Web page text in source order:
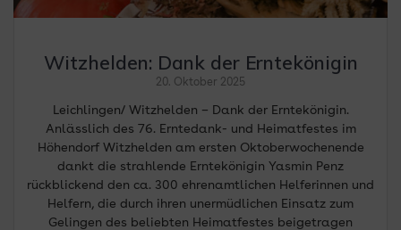
Witzhelden: Dank der Erntekönigin
20. Oktober 2025
Leichlingen/ Witzhelden – Dank der Erntekönigin.
Anlässlich des 76. Erntedank- und Heimatfestes im
Höhendorf Witzhelden am ersten Oktoberwochenende
dankt die strahlende Erntekönigin Yasmin Penz
rückblickend den ca. 300 ehrenamtlichen Helferinnen und
Helfern, die durch ihren unermüdlichen Einsatz zum
Gelingen des beliebten Heimatfestes beigetragen